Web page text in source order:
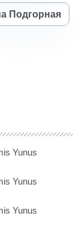
Подгорная
Yunus
Yunus
Yunus